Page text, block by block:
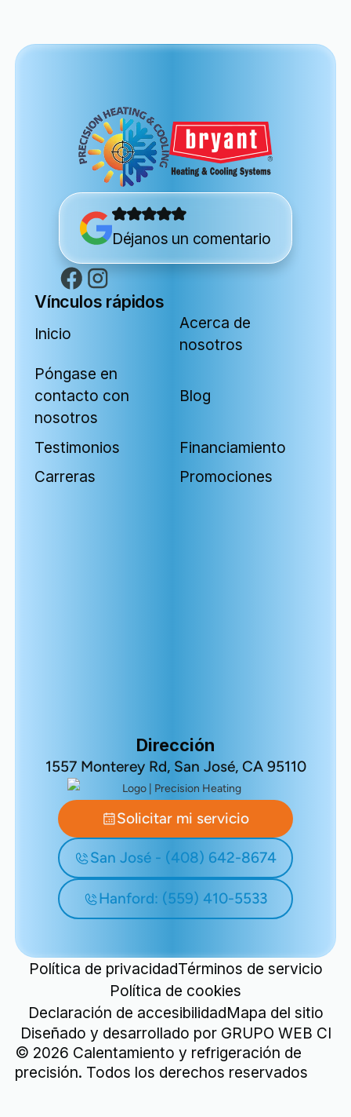
Déjanos un comentario
Vínculos rápidos
Inicio
Acerca de
nosotros
Póngase en
contacto con
nosotros
Blog
Testimonios
Financiamiento
Carreras
Promociones
Dirección
1557 Monterey Rd, San José, CA 95110
Solicitar mi servicio
San José - (408) 642-8674
Hanford: (559) 410-5533
Diseñado y desarrollado por GRUPO WEB CI
© 2026 Calentamiento y refrigeración de
precisión. Todos los derechos reservados
Política de privacidadTérminos de servicio
Política de cookies
Declaración de accesibilidadMapa del sitio